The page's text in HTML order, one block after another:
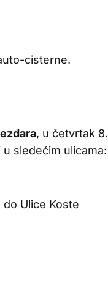
cisterne.
, u četvrtak 8.
sledećim ulicama:
Ulice Koste